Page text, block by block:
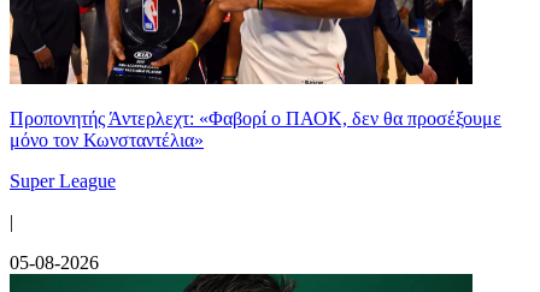
Προπονητής Άντερλεχτ: «Φαβορί ο ΠΑΟΚ, δεν θα προσέξουμε
μόνο τον Κωνσταντέλια»
Super League
|
05-08-2026